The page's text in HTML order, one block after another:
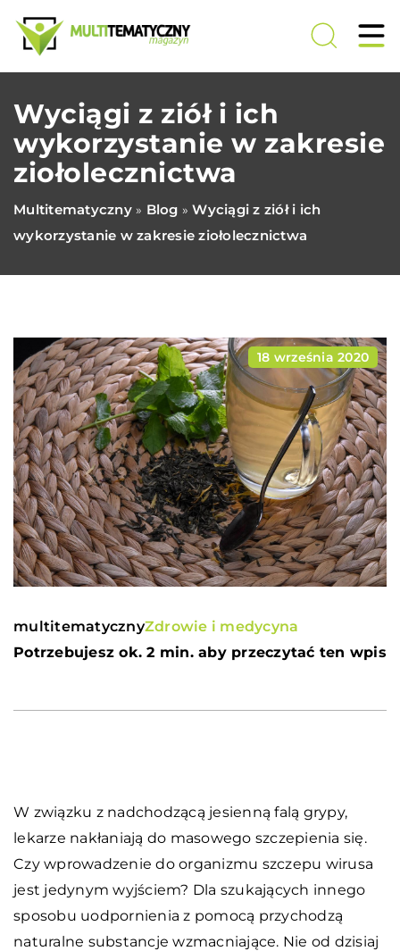
Wyciągi z ziół i ich
wykorzystanie w zakresie
ziołolecznictwa
Multitematyczny» Blog »Wyciągi z ziół i ich
wykorzystanie w zakresie ziołolecznictwa
18 września 2020
multitematycznyZdrowie i medycyna
Potrzebujesz ok. 2 min. aby przeczytać ten wpis
W związku z nadchodzącą jesienną falą grypy,
lekarze nakłaniają do masowego szczepienia się.
Czy wprowadzenie do organizmu szczepu wirusa
jest jedynym wyjściem? Dla szukających innego
sposobu uodpornienia z pomocą przychodzą
naturalne substancje wzmacniające. Nie od dzisiaj